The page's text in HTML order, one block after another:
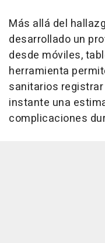
Más allá del
desarrollado un
desde móviles,
herramienta
sanitarios
instante una
complicaciones